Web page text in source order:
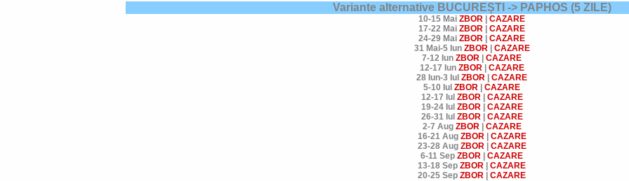
Variante alternative BUCUREȘTI -> PAPHOS (5 ZILE)
10-15 Mai ZBOR | CAZARE
17-22 Mai ZBOR | CAZARE
24-29 Mai ZBOR | CAZARE
31 Mai-5 Iun ZBOR | CAZARE
7-12 Iun ZBOR | CAZARE
12-17 Iun ZBOR | CAZARE
28 Iun-3 Iul ZBOR | CAZARE
5-10 Iul ZBOR | CAZARE
12-17 Iul ZBOR | CAZARE
19-24 Iul ZBOR | CAZARE
26-31 Iul ZBOR | CAZARE
2-7 Aug ZBOR | CAZARE
16-21 Aug ZBOR | CAZARE
23-28 Aug ZBOR | CAZARE
6-11 Sep ZBOR | CAZARE
13-18 Sep ZBOR | CAZARE
20-25 Sep ZBOR | CAZARE